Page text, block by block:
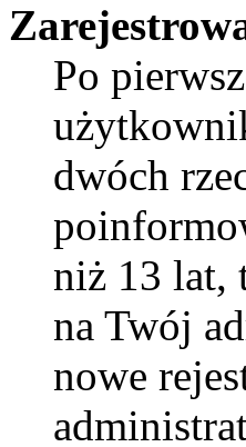
Po
dwóch
niż 13 lat,
na Twój
nowe